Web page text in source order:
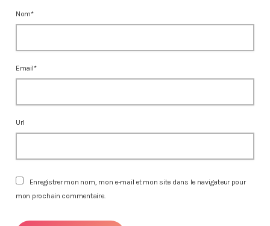
Nom*
Email*
Url
Enregistrer mon nom, mon e-mail et mon site dans le navigateur pour
mon prochain commentaire.